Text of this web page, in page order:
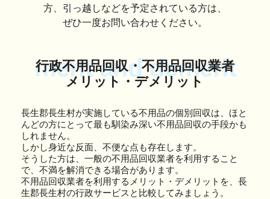
方、引っ越しなどを予定されている方は、
ぜひ一度お問い合わせください。
merit and demerit
行政不用品回収・不用品回収業者
メリット・デメリット
長生郡長生村が実施している不用品の個別回収は、ほと
んどの方にとって最も馴染み深い不用品回収の手段かも
しれません。
しかし身近な反面、不便な点も存在します。
そうした方は、一般の不用品回収業者を利用すること
で、不満を解消できる場合があります。
不用品回収業者を利用するメリット・デメリットを、長
生郡長生村の行政サービスと比較してみましょう。